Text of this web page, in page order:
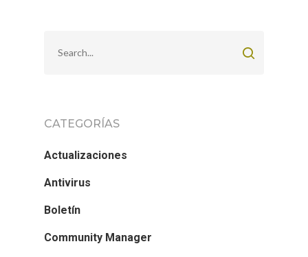
CATEGORÍAS
Actualizaciones
Antivirus
Boletín
Community Manager